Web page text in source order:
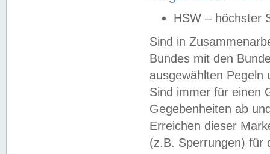
HSW – höchster
Sind in
Bundes mit den
ausgewählten
Sind immer für einen
Gegebenheiten ab
Erreichen dieser
(z.B. Sperrungen) für